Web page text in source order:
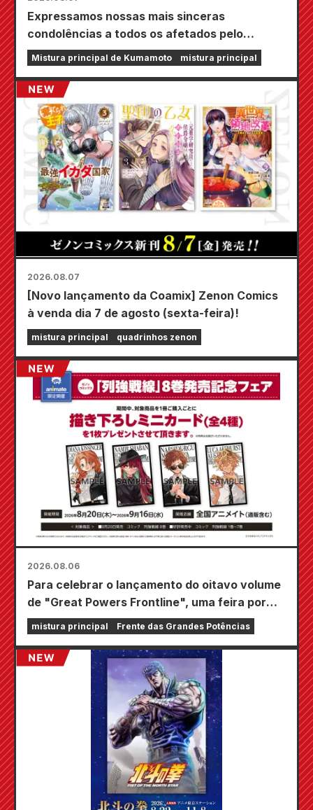
Expressamos nossas mais sinceras
condolências a todos os afetados pelo
terremoto de Kumamoto de 2026.
Mistura principal de Kumamoto mistura principal
2026.08.07
[Novo lançamento da Coamix] Zenon Comics
à venda dia 7 de agosto (sexta-feira)!
mistura principal quadrinhos zenon
2026.08.06
Para celebrar o lançamento do oitavo volume
de "Great Powers Frontline", uma feira por
tempo limitado será realizada nas lojas
Animate em todo o país a partir de 20 de
agosto, onde você poderá adquirir um mini
cartão especialmente desenhado (4 tipos no
mistura principal Frente das Grandes Potências